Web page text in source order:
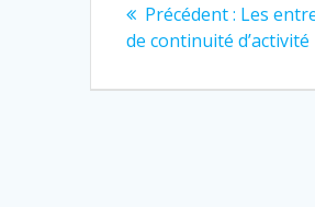
de
l’article
Précédent : Article
précédent
Les
de continuité d’activité